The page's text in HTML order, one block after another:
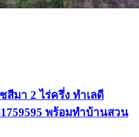
มา 2 ไร่ครึ่ง ทำเลดี
พร้อมทำบ้านสวน